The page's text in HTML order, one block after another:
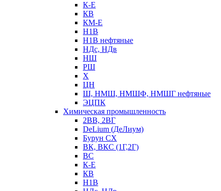
К-Е
КВ
КМ-Е
Н1В
Н1В нефтяные
НДс, НДв
НШ
РШ
Х
ЦН
Ш, НМШ, НМШФ, НМШГ нефтяные
ЭЦПК
Химическая промышленность
2ВВ, 2ВГ
DeLium (ДеЛиум)
Бурун СХ
ВК, ВКС (1Г,2Г)
ВС
К-Е
КВ
Н1В